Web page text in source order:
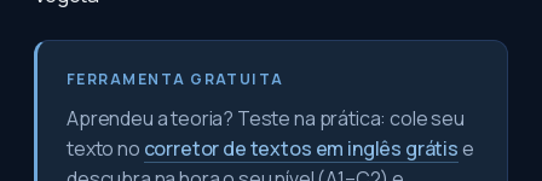
FERRAMENTA GRATUITA
Aprendeu a teoria? Teste na prática: cole seu
texto no corretor de textos em inglês grátise